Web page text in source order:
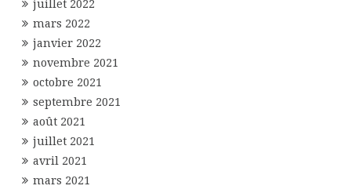
juillet 2022
mars 2022
janvier 2022
novembre 2021
octobre 2021
septembre 2021
août 2021
juillet 2021
avril 2021
mars 2021